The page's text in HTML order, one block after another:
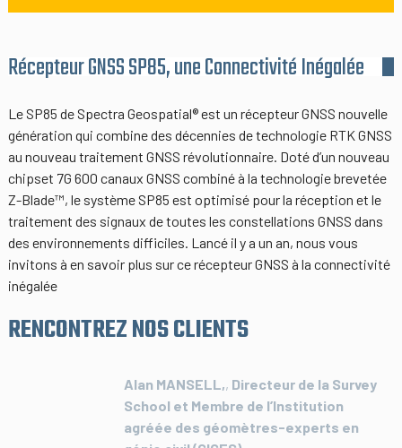
Récepteur GNSS SP85, une Connectivité Inégalée
Le SP85 de Spectra Geospatial® est un récepteur GNSS nouvelle
génération qui combine des décennies de technologie RTK GNSS
au nouveau traitement GNSS révolutionnaire. Doté d’un nouveau
chipset 7G 600 canaux GNSS combiné à la technologie brevetée
Z-Blade™, le système SP85 est optimisé pour la réception et le
traitement des signaux de toutes les constellations GNSS dans
des environnements difficiles. Lancé il y a un an, nous vous
invitons à en savoir plus sur ce récepteur GNSS à la connectivité
inégalée
RENCONTREZ NOS CLIENTS
Alan MANSELL,, Directeur de la Survey
School et Membre de l’Institution
agréée des géomètres-experts en